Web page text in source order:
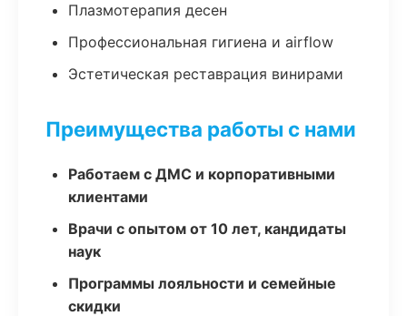
Плазмотерапия десен
Профессиональная гигиена и airflow
Эстетическая реставрация винирами
Преимущества работы с нами
Работаем с ДМС и корпоративными
клиентами
Врачи с опытом от 10 лет, кандидаты
наук
Программы лояльности и семейные
скидки